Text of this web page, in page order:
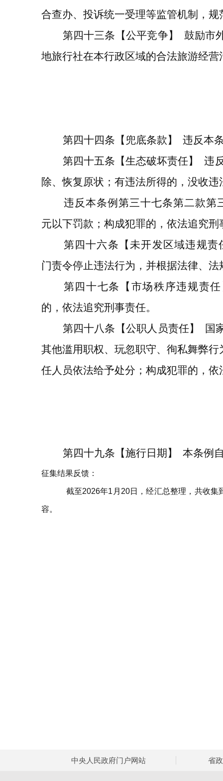
合查办、投诉统一受理等监管机制，
第四十三条 【公平竞争】
鼓励市
地旅行社在本行政区域的合法旅游经营
第四十四条 【 兜底条款】
违反本
第四十五条 【生态破坏责任】
违
除、恢复原状；有违法所得的，没收
违反本条例第三十七条第二款第
元以下罚款；构成犯罪的，依法追究刑
第四十六条 【未开发区域违规责
门责令停止违法行为， 并根据法律、法
第四十七条
【市场秩序违规责
的，依法追究刑事责任。
第四十八条 【公职人员责任】
国
其他滥用职权、玩忽职守、徇私舞弊
任人员依法给予处分；构成犯罪的，依
第四十九条 【施行日期】 本条例
征集结果反馈：
截至2026年1月20日，经汇总整理，共收集到
容。
中央人民政府门户网站 省